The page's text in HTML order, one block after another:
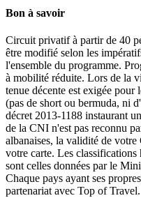
Bon à savoir
Circuit privatif à partir de 40
être modifié selon les
l'ensemble du programme.
à mobilité réduite. Lors de la
tenue décente est exigée pour
(pas de short ou bermuda, ni
décret 2013-1188 instaurant
de la CNI n'est pas reconnu
albanaises, la validité de
votre carte. Les classifications
sont celles données par le
Chaque pays ayant ses
partenariat avec Top of Travel.